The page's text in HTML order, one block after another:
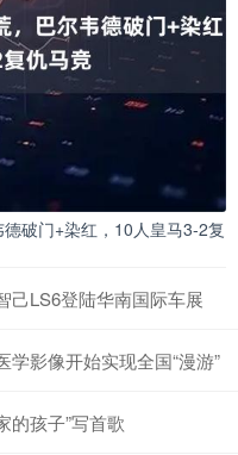
破门+染红，10人皇马3-2复
己LS6登陆华南国际车展
影像开始实现全国“漫游”
的孩子”写首歌